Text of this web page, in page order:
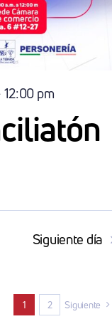
12:00 pm
Siguiente día
1 2 Siguiente